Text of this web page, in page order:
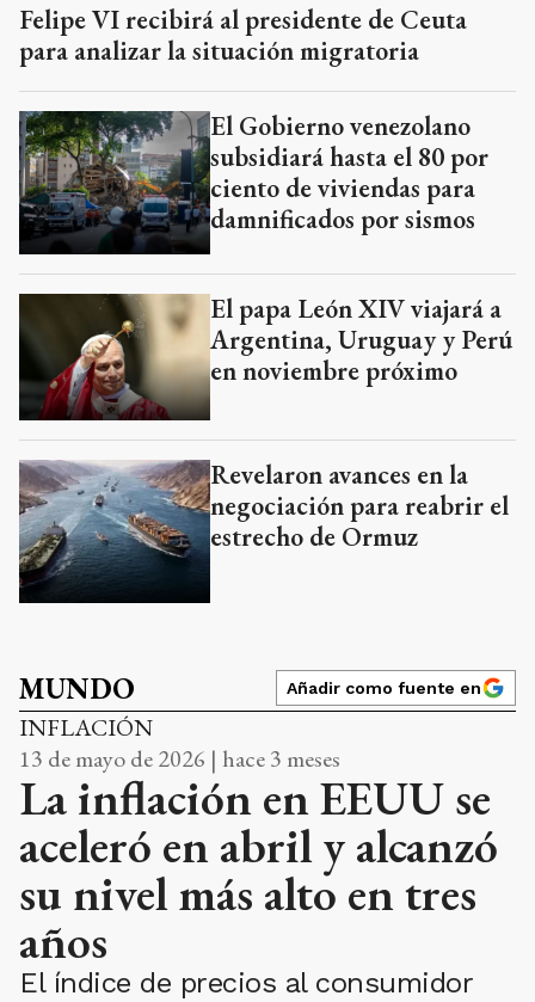
Felipe VI recibirá al presidente de Ceuta
para analizar la situación migratoria
El Gobierno venezolano
subsidiará hasta el 80 por
ciento de viviendas para
damnificados por sismos
El papa León XIV viajará a
Argentina, Uruguay y Perú
en noviembre próximo
Revelaron avances en la
negociación para reabrir el
estrecho de Ormuz
MUNDO Añadir como fuente en
INFLACIÓN
13 de mayo de 2026 | hace 3 meses
La inflación en EEUU se
aceleró en abril y alcanzó
su nivel más alto en tres
años
El índice de precios al consumidor